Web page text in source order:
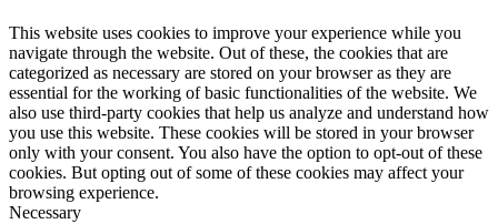
This website uses cookies to improve your experience while you
navigate through the website. Out of these, the cookies that are
categorized as necessary are stored on your browser as they are
essential for the working of basic functionalities of the website. We
also use third-party cookies that help us analyze and understand how
you use this website. These cookies will be stored in your browser
only with your consent. You also have the option to opt-out of these
cookies. But opting out of some of these cookies may affect your
browsing experience.
Necessary